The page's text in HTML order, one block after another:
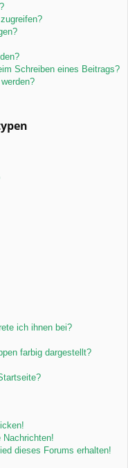
Schreiben eines Beitrags?
ich ihnen bei?
farbig dargestellt?
Nachrichten!
dieses Forums erhalten!